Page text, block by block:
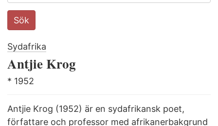
Search
this
Sök
Sydafrika
Antjie Krog
* 1952
Antjie Krog (1952) är en sydafrikansk poet,
författare och professor med afrikanerbakgrund